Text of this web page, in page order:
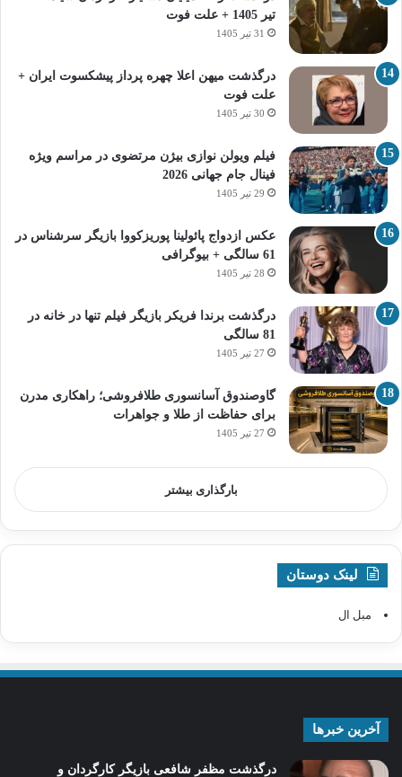
تیر 1405 + علت فوت
31 تیر 1405
درگذشت میهن اعلا چهره پرداز پیشکسوت ایران +
علت فوت
30 تیر 1405
فیلم ویولن نوازی بیژن مرتضوی در مراسم ویژه
فینال جام جهانی 2026
29 تیر 1405
عکس ازدواج پائولینا پوریزکووا بازیگر سرشناس در
61 سالگی + بیوگرافی
28 تیر 1405
درگذشت برندا فریکر بازیگر فیلم تنها در خانه در
81 سالگی
27 تیر 1405
گاوصندوق آسانسوری طلافروشی؛ راهکاری مدرن
برای حفاظت از طلا و جواهرات
27 تیر 1405
بارگذاری بیشتر
لینک دوستان
مبل ال
آخرین خبرها
درگذشت مظفر شافعی بازیگر کارگردان و